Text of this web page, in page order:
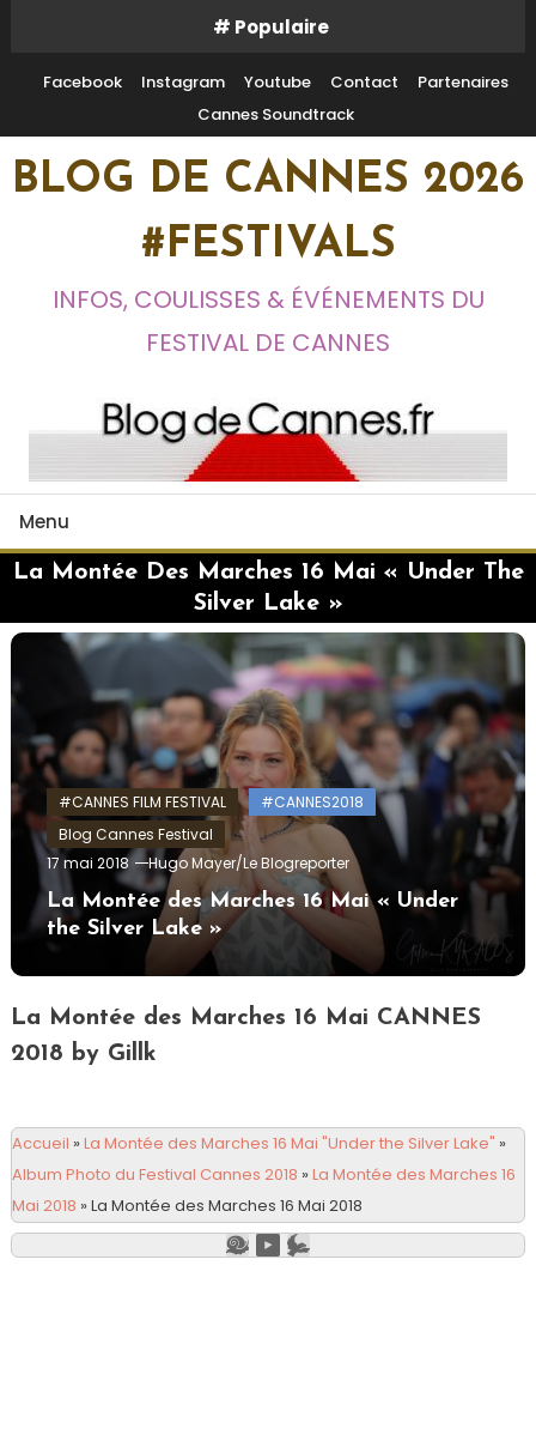
Content
# Populaire
Facebook Instagram Youtube Contact
Partenaires
Cannes Soundtrack
BLOG DE CANNES 2026
#FESTIVALS
INFOS, COULISSES & ÉVÉNEMENTS DU
FESTIVAL DE CANNES
Menu
La Montée Des Marches 16 Mai « Under The
Silver Lake »
#CANNES FILM FESTIVAL
#CANNES2018
Blog Cannes Festival
17 mai 2018
Hugo Mayer/Le Blogreporter
La Montée des Marches 16 Mai « Under
the Silver Lake »
La Montée des Marches 16 Mai CANNES
2018 by Gillk
Accueil »La Montée des Marches 16 Mai "Under the Silver Lake" »
Album Photo du Festival Cannes 2018 »La Montée des Marches 16
Mai 2018 »La Montée des Marches 16 Mai 2018